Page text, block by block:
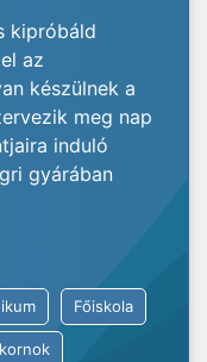
kipróbáld
az
készülnek a
meg nap
induló
gyárában
Főiskola